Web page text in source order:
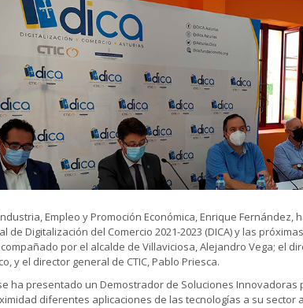
Empleo y Promoción Económica, Enrique
de Digitalización del Comercio 2021-2023 (DICA) y las
por el alcalde de Villaviciosa, Alejandro Vega; el
y el director general de CTIC, Pablo Priesca.
ha presentado un Demostrador de Soluciones
diferentes aplicaciones de las tecnologías a su